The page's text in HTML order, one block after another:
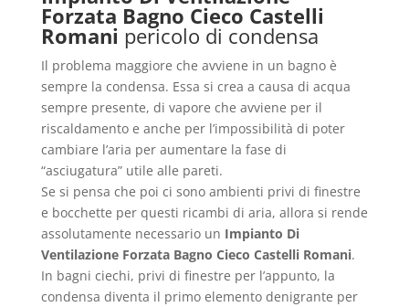
Forzata Bagno Cieco Castelli
Romani pericolo di condensa
Il problema maggiore che avviene in un bagno è
sempre la condensa. Essa si crea a causa di acqua
sempre presente, di vapore che avviene per il
riscaldamento e anche per l’impossibilità di poter
cambiare l’aria per aumentare la fase di
“asciugatura” utile alle pareti.
Se si pensa che poi ci sono ambienti privi di finestre
e bocchette per questi ricambi di aria, allora si rende
assolutamente necessario un Impianto Di
Ventilazione Forzata Bagno Cieco Castelli Romani.
In bagni ciechi, privi di finestre per l’appunto, la
condensa diventa il primo elemento denigrante per